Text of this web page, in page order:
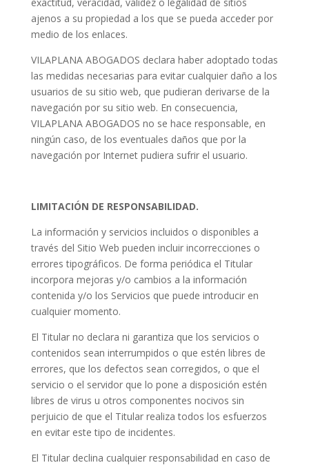
ajenos a su propiedad a los que se pueda acceder por
medio de los enlaces.
VILAPLANA ABOGADOS declara haber adoptado todas
las medidas necesarias para evitar cualquier daño a los
usuarios de su sitio web, que pudieran derivarse de la
navegación por su sitio web. En consecuencia,
VILAPLANA ABOGADOS no se hace responsable, en
ningún caso, de los eventuales daños que por la
navegación por Internet pudiera sufrir el usuario.
LIMITACIÓN DE RESPONSABILIDAD.
La información y servicios incluidos o disponibles a
través del Sitio Web pueden incluir incorrecciones o
errores tipográficos. De forma periódica el Titular
incorpora mejoras y/o cambios a la información
contenida y/o los Servicios que puede introducir en
cualquier momento.
El Titular no declara ni garantiza que los servicios o
contenidos sean interrumpidos o que estén libres de
errores, que los defectos sean corregidos, o que el
servicio o el servidor que lo pone a disposición estén
libres de virus u otros componentes nocivos sin
perjuicio de que el Titular realiza todos los esfuerzos
en evitar este tipo de incidentes.
El Titular declina cualquier responsabilidad en caso de